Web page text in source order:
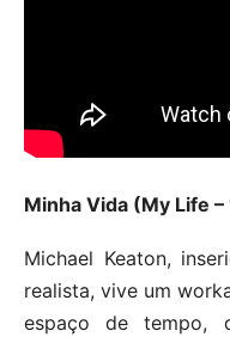
Minha Vida (My Life
Michael Keaton,
realista, vive um
espaço de